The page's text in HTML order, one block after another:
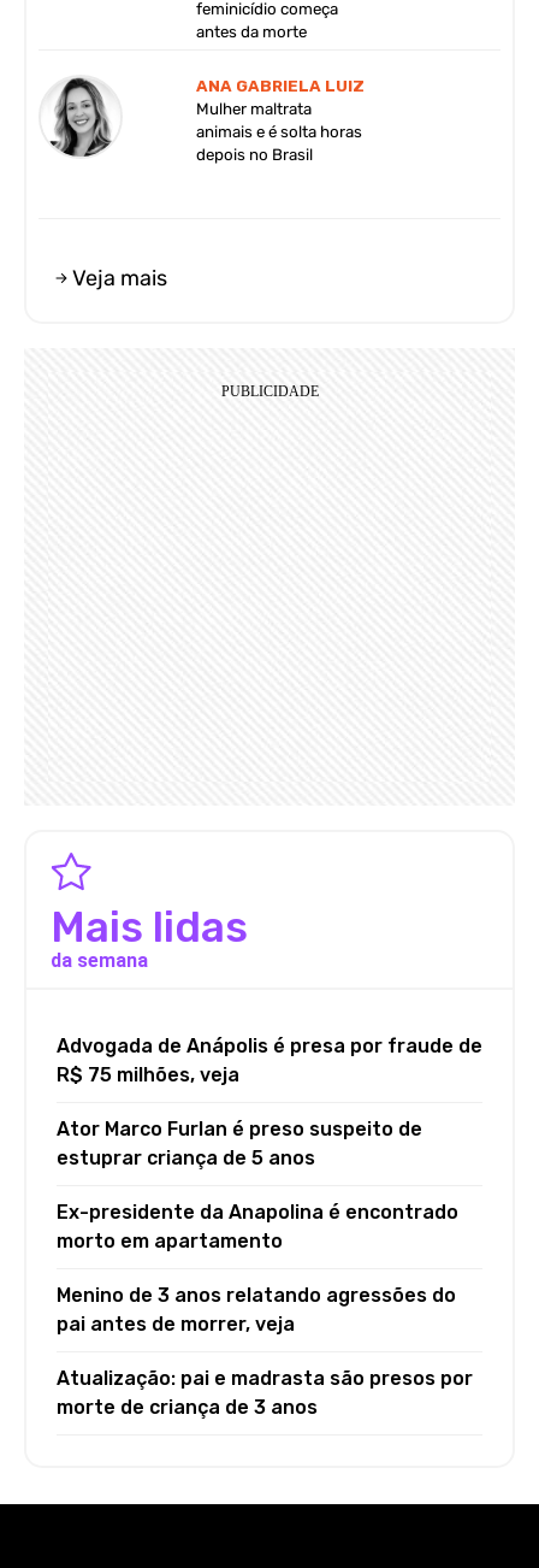
feminicídio começa
antes da morte
ANA GABRIELA LUIZ
Mulher maltrata
animais e é solta horas
depois no Brasil
Veja mais
Mais lidas
da semana
Advogada de Anápolis é presa por fraude de
R$ 75 milhões, veja
Ator Marco Furlan é preso suspeito de
estuprar criança de 5 anos
Ex-presidente da Anapolina é encontrado
morto em apartamento
Menino de 3 anos relatando agressões do
pai antes de morrer, veja
Atualização: pai e madrasta são presos por
morte de criança de 3 anos